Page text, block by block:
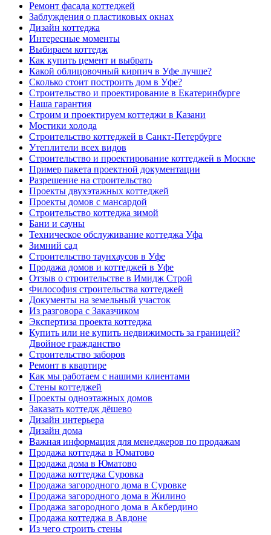
Ремонт фасада коттеджей
Заблуждения о пластиковых окнах
Дизайн коттеджа
Интересные моменты
Выбираем коттедж
Как купить цемент и выбрать
Какой облицовочный кирпич в Уфе лучше?
Сколько стоит построить дом в Уфе?
Строительство и проектирование в Екатеринбурге
Наша гарантия
Строим и проектируем коттеджи в Казани
Мостики холода
Строительство коттеджей в Санкт-Петербурге
Утеплители всех видов
Строительство и проектирование коттеджей в Москве
Пример пакета проектной документации
Разрешение на строительство
Проекты двухэтажных коттеджей
Проекты домов с мансардой
Строительство коттеджа зимой
Бани и сауны
Техническое обслуживание коттеджа Уфа
Зимний сад
Строительство таунхаусов в Уфе
Продажа домов и коттеджей в Уфе
Отзыв о строительстве в Имидж Строй
Философия строительства коттеджей
Документы на земельный участок
Из разговора с Заказчиком
Экспертиза проекта коттеджа
Купить или не купить недвижимость за границей?
Двойное гражданство
Строительство заборов
Ремонт в квартире
Как мы работаем с нашими клиентами
Стены коттеджей
Проекты одноэтажных домов
Заказать коттедж дёшево
Дизайн интерьера
Дизайн дома
Важная информация для менеджеров по продажам
Продажа коттеджа в Юматово
Продажа дома в Юматово
Продажа коттеджа Суровка
Продажа загородного дома в Суровке
Продажа загородного дома в Жилино
Продажа загородного дома в Акбердино
Продажа коттеджа в Авдоне
Из чего строить стены